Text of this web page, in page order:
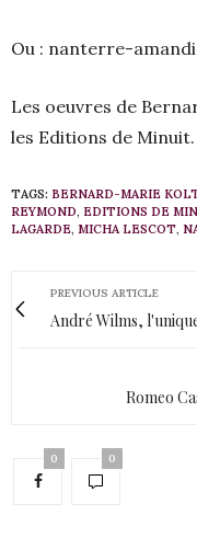
Ou : nanterre-
Les oeuvres de
les Editions de
TAGS: BERNARD-MARIE
REYMOND, EDITIONS DE
LAGARDE, MICHA LESCOT,
PREVIOUS ARTICLE
André Wilms,
Romeo
0 0